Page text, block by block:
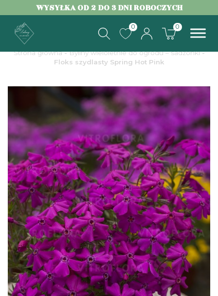
WYSYŁKA OD 2 DO 3 DNI ROBOCZYCH
0 0
Strona główna-Byliny wieloletnie do ogrodu – sadzonki-
Floks szydlasty Spring Hot Pink